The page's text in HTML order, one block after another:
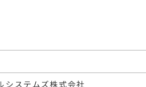
システムズ株式会社